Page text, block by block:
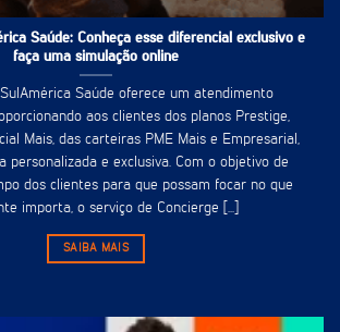
Saúde: Conheça esse diferencial exclusivo e
faça uma simulação online
Saúde oferece um atendimento
aos clientes dos planos Prestige,
Mais, das carteiras PME Mais e Empresarial,
personalizada e exclusiva. Com o objetivo de
dos clientes para que possam focar no que
importa, o serviço de Concierge [...]
SAIBA MAIS